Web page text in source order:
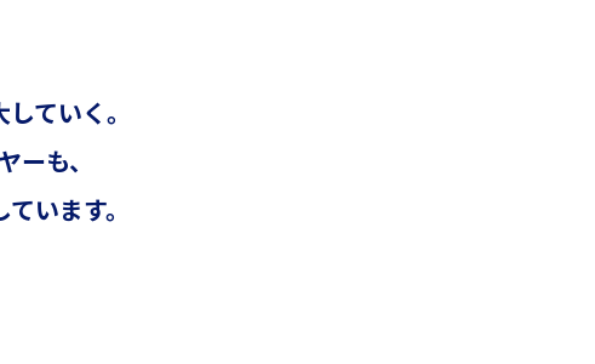
ていく。
も、
います。